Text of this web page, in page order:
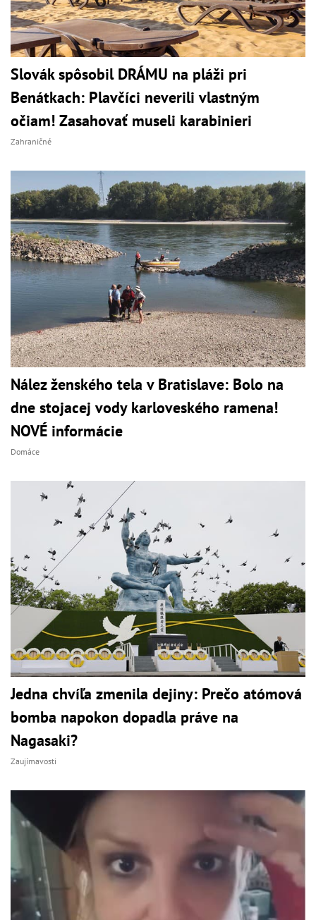
Slovák spôsobil DRÁMU na pláži pri
Benátkach: Plavčíci neverili vlastným
očiam! Zasahovať museli karabinieri
Zahraničné
Nález ženského tela v Bratislave: Bolo na
dne stojacej vody karloveského ramena!
NOVÉ informácie
Domáce
Jedna chvíľa zmenila dejiny: Prečo atómová
bomba napokon dopadla práve na
Nagasaki?
Zaujímavosti